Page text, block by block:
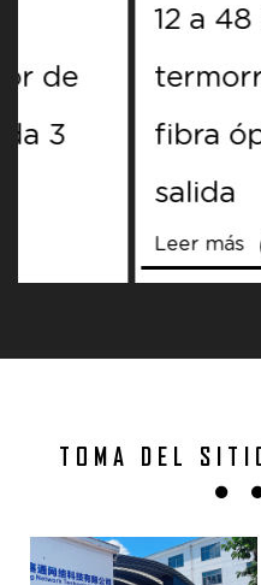
12 a 48
termorretráctil
fibra óptica
TOMA DEL